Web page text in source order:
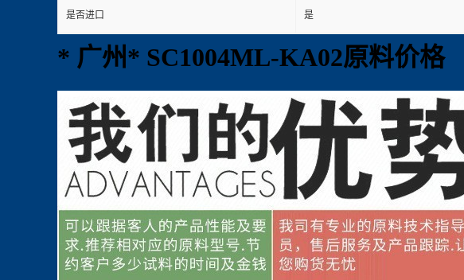
是否进口 是
* 广州* SC1004ML-KA02原料价格